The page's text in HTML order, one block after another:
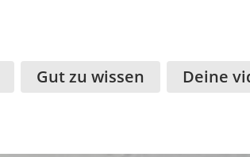
Gut zu wissen Deine